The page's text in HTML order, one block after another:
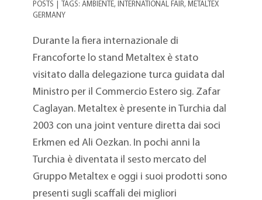
POSTS
TAGS: AMBIENTE, INTERNATIONAL FAIR, METALTEX
GERMANY
Durante la fiera internazionale di
Francoforte lo stand Metaltex è stato
visitato dalla delegazione turca guidata dal
Ministro per il Commercio Estero sig. Zafar
Caglayan. Metaltex è presente in Turchia dal
2003 con una joint venture diretta dai soci
Erkmen ed Ali Oezkan. In pochi anni la
Turchia è diventata il sesto mercato del
Gruppo Metaltex e oggi i suoi prodotti sono
presenti sugli scaffali dei migliori